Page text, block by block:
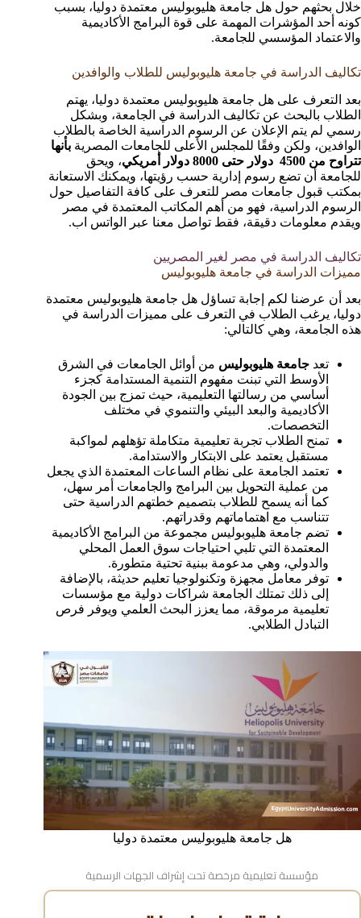
خلال بحثهم حول هل جامعة هليوبوليس معتمدة دوليا، بسبب
كونه أحد المؤشرات المهمة على قوة البرامج الأكاديمية
والاعتماد المؤسسي للجامعة.
تكاليف الدراسة في جامعة هليوبوليس للطلاب والوافدين
بعد التعرف على هل جامعة هليوبوليس معتمدة دوليا، يهتم
الطلاب بالبحث عن تكاليف الدراسة في الجامعة، وبشكل
رسمي لم يتم الإعلان عن الرسوم الدراسية الخاصة بالطلاب
الوافدين، ولكن وفقًا للمجلس الأعلى للجامعات المصرية بأنها
تتراوح من 4500 دولار حتى 8000 دولار أمريكي
، ويحق
للجامعة أن تضع رسوم إدارية حسب رؤيتها، ويمكنك الاستعانة
بمكتب قبول جامعات مصر للتعرف على كافة التفاصيل حول
الرسوم الدراسية، فهو من أهم المكاتب المعتمدة في مصر
ويقدم معلومات دقيقة، فقط تواصل معنا عبر الواتس اب.
تكاليف الدراسة في مصر لغير المصريين
مميزات الدراسة في جامعة هليوبوليس
بعد أن عرضنا لكم إجابة تساؤل هل جامعة هليوبوليس معتمدة
دوليا، يرغب الطلاب في التعرف على مميزات الدراسة في
هذه الجامعة، وهي كالتالي:
تعد جامعة هليوبوليس من أوائل الجامعات في الشرق
الأوسط التي تبنت مفهوم التنمية المستدامة كجزء
أساسي من رسالتها التعليمية، حيث تمزج بين الجودة
الأكاديمية والبعد البيئي والتنموي في مختلف
التخصصات.
تمنح الطلاب تجربة تعليمية متكاملة تؤهلهم لمواكبة
مستقبل يعتمد على الابتكار والاستدامة.
تعتمد الجامعة على نظام الساعات المعتمدة الذي يجعل
من عملية التحويل بين البرامج والجامعات أمر سهل،
كما أنه يسمح للطلاب بتصميم خطتهم الدراسية حتى
تتناسب مع اهتماماتهم وقدراتهم.
تضم جامعة هليوبوليس مجموعة من البرامج الأكاديمية
المعتمدة التي تلبي احتياجات سوق العمل المحلي
والدولي، وهي مدعومة ببنية تحتية متطورة.
توفر معامل مجهزة وتكنولوجيا تعليم حديثة، بالإضافة
إلى ذلك تمتلك الجامعة شراكات دولية مع مؤسسات
تعليمية مرموقة، مما يعزز البحث العلمي ويوفر فرص
التبادل الطلابي.
هل جامعة هليوبوليس معتمدة دوليا
مؤسسة تعليمية مرخصة تحت إشراف الجهات الرسمية